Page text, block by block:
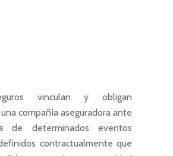
vinculan y obligan
compañía aseguradora ante
de determinados eventos
contractualmente que